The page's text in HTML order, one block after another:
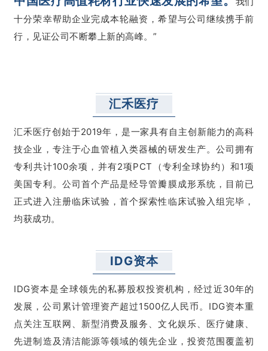
十分荣幸帮助企业完成本轮融资，希望与公司继续携手前
行，见证公司不断攀上新的高峰。”
汇禾医疗
汇禾医疗创始于2019年，是一家具有自主创新能力的高科
技企业，专注于心血管植入类器械的研发生产。公司拥有
专利共计100余项，并有2项PCT（专利全球协约）和1项
美国专利。公司首个产品是经导管瓣膜成形系统，目前已
正式进入注册临床试验，首个探索性临床试验入组完毕，
均获成功。
IDG资本
IDG资本是全球领先的私募股权投资机构，经过近30年的
发展，公司累计管理资产超过1500亿人民币。IDG资本重
点关注互联网、新型消费及服务、文化娱乐、医疗健康、
先进制造及清洁能源等领域的领先企业，投资范围覆盖初